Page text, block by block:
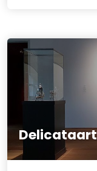
Delicataart